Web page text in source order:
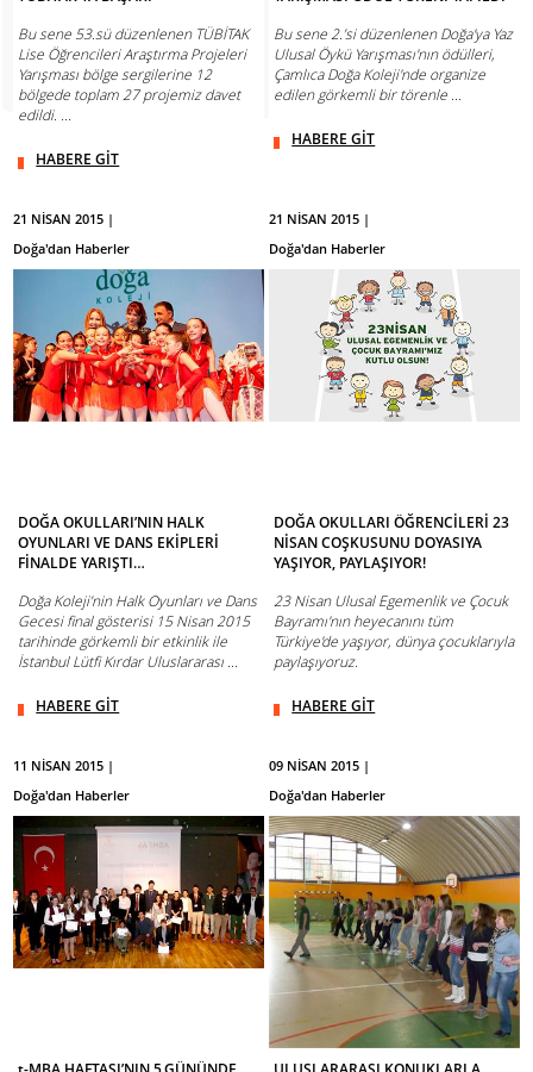
Bu sene 53.sü düzenlenen TÜBİTAK
Lise Öğrencileri Araştırma Projeleri
Yarışması bölge sergilerine 12
bölgede toplam 27 projemiz davet
edildi. ...
HABERE GİT
Bu sene 2.’si düzenlenen Doğa'ya Yaz
Ulusal Öykü Yarışması'nın ödülleri,
Çamlıca Doğa Koleji'nde organize
edilen görkemli bir törenle ...
HABERE GİT
21 NİSAN 2015 |
Doğa'dan Haberler
DOĞA OKULLARI’NIN HALK
OYUNLARI VE DANS EKİPLERİ
FİNALDE YARIŞTI…
Doğa Koleji’nin Halk Oyunları ve Dans
Gecesi final gösterisi 15 Nisan 2015
tarihinde görkemli bir etkinlik ile
İstanbul Lütfi Kırdar Uluslararası ...
HABERE GİT
21 NİSAN 2015 |
Doğa'dan Haberler
DOĞA OKULLARI ÖĞRENCİLERİ 23
NİSAN COŞKUSUNU DOYASIYA
YAŞIYOR, PAYLAŞIYOR!
23 Nisan Ulusal Egemenlik ve Çocuk
Bayramı'nın heyecanını tüm
Türkiye'de yaşıyor, dünya çocuklarıyla
paylaşıyoruz.
HABERE GİT
11 NİSAN 2015 |
Doğa'dan Haberler
09 NİSAN 2015 |
Doğa'dan Haberler